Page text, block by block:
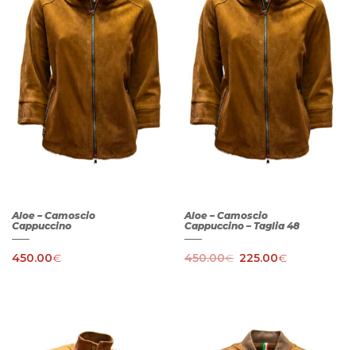
Aloe – Camoscio
Cappuccino
450.00€
Aloe – Camoscio
Cappuccino – Taglia 48
450.00€ 225.00€